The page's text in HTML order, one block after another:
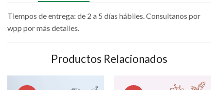
Tiempos de entrega: de 2 a 5 días hábiles. Consultanos por
wpp por más detalles.
Productos Relacionados